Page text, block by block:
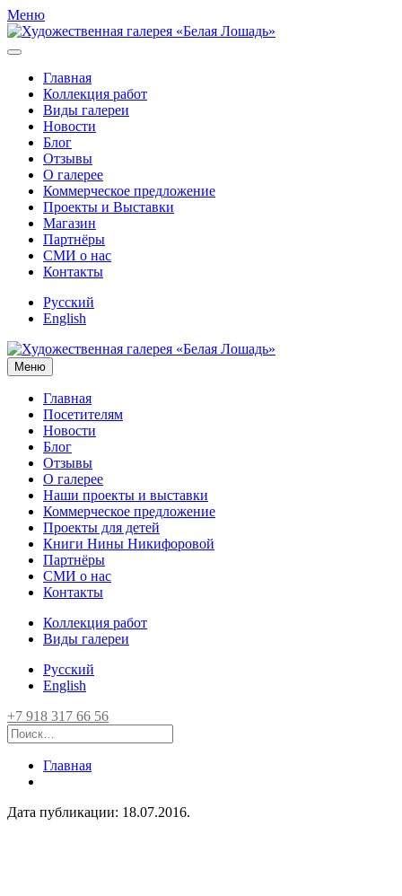
Меню
Главная
Коллекция работ
Виды галереи
Новости
Блог
Отзывы
О галерее
Коммерческое предложение
Проекты и Выставки
Магазин
Партнёры
СМИ о нас
Контакты
Русский
English
Меню
Главная
Посетителям
Новости
Блог
Отзывы
О галерее
Наши проекты и выставки
Коммерческое предложение
Проекты для детей
Книги Нины Никифоровой
Партнёры
СМИ о нас
Контакты
Коллекция работ
Виды галереи
Русский
English
+7 918 317 66 56
Главная
Дата публикации: 18.07.2016.